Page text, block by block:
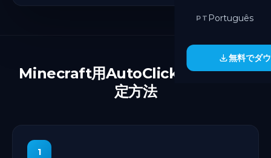
PT Português
無料でダ
Minecraft用AutoClicker.orgの設
定方法
1